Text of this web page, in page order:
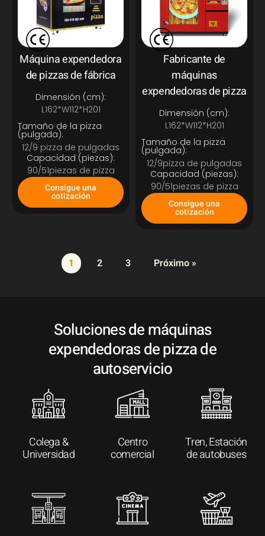
Máquina expendedora
de pizzas de fábrica
Dimensión (cm):
L162*W112*H201
Tamaño de la pizza
(pulgada):
12/9 pizza de pulgadas
Capacidad (piezas):
90/51piezas de pizza
Consigue una
cotización
Fabricante de
máquinas
expendedoras de pizza
Dimensión (cm):
L162*W112*H201
Tamaño de la pizza
(pulgada):
12/9pizza de pulgadas
Capacidad (piezas):
90/51piezas de pizza
Consigue una
cotización
1 2 3 Próximo »
Soluciones de máquinas
expendedoras de pizza de
autoservicio
Colega &
Universidad
Centro
comercial
Tren, Estación
de autobuses